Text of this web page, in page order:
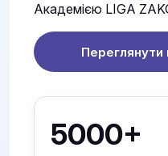
Академією LIGA
Переглянути
5000+